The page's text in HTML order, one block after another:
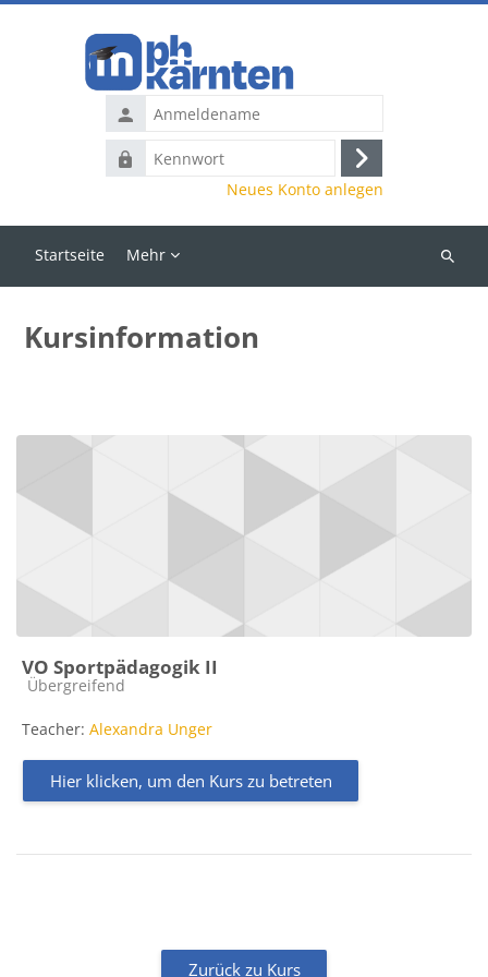
Anmeldename
Kennwort
Anmelden
Neues Konto anlegen
Startseite Mehr
Kurse
Kursinformation
VO Sportpädagogik II
Kursbereich
Übergreifend
Teacher: Alexandra Unger
Hier klicken, um den Kurs zu betreten
Zurück zu Kurs